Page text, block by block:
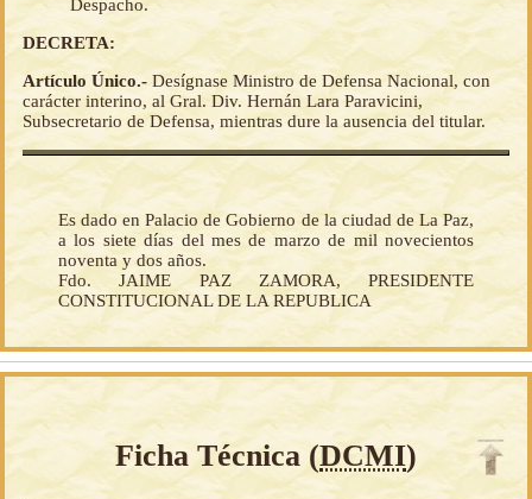
Despacho.
DECRETA:
Artículo Único.- Desígnase Ministro de Defensa Nacional, con
carácter interino, al Gral. Div. Hernán Lara Paravicini,
Subsecretario de Defensa, mientras dure la ausencia del titular.
Es dado en Palacio de Gobierno de la ciudad de La Paz,
a los siete días del mes de marzo de mil novecientos
noventa y dos años.
Fdo. JAIME PAZ ZAMORA, PRESIDENTE
CONSTITUCIONAL DE LA REPUBLICA
Ficha Técnica (DCMI)